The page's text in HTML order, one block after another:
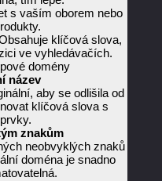
s vaším oborem nebo
klíčová slova,
ve vyhledávačích.
domény
název
aby se odlišila od
klíčová slova s
znakům
neobvyklých znaků
doména je snadno